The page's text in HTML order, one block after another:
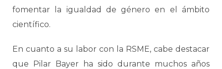
fomentar la igualdad de género en el ámbito
científico.
En cuanto a su labor con la RSME, cabe destacar
que Pilar Bayer ha sido durante muchos años